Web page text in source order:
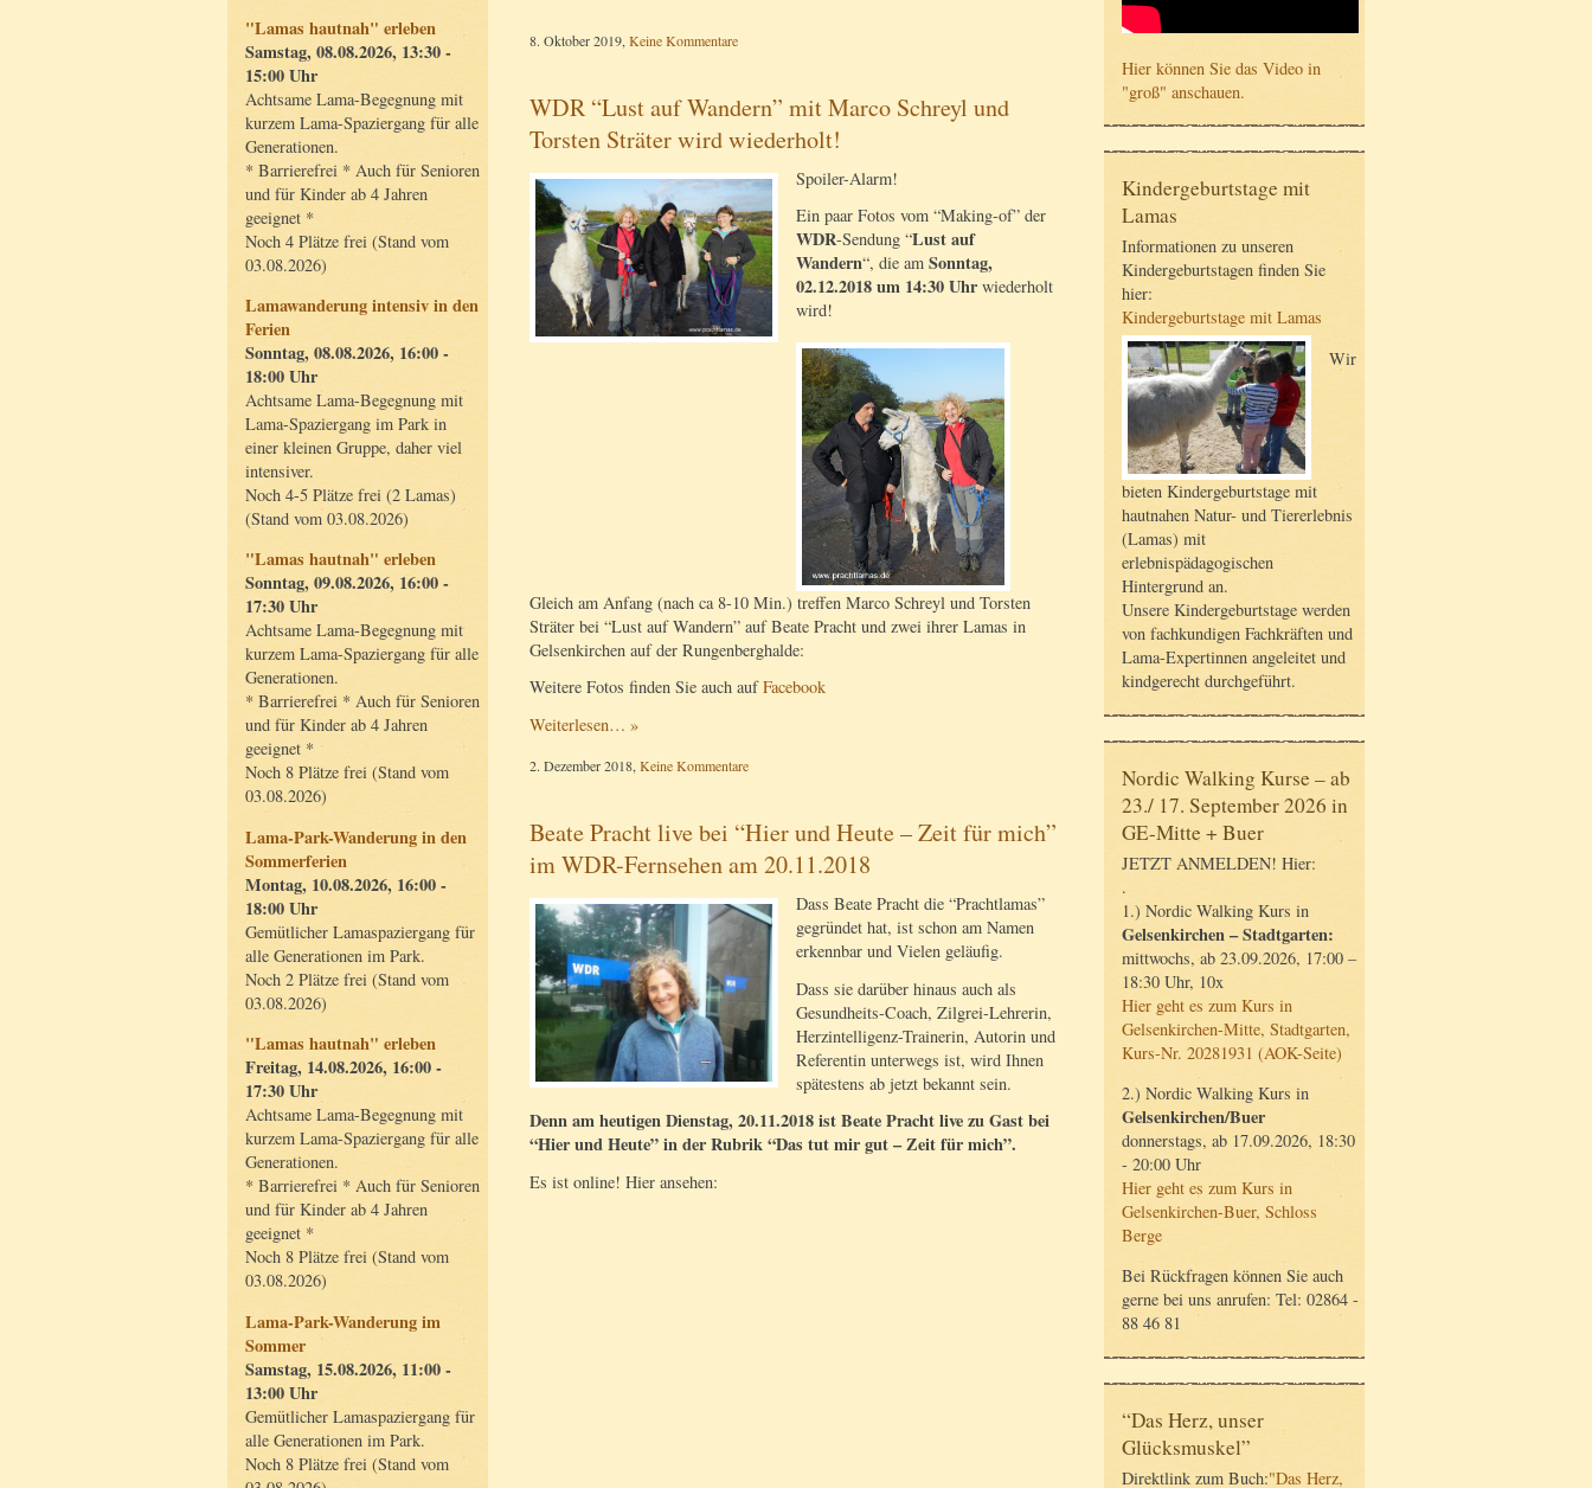
"Lamas hautnah" erleben
Samstag, 08.08.2026, 13:30 -
15:00 Uhr
Achtsame Lama-Begegnung mit
kurzem Lama-Spaziergang für alle
Generationen.
* Barrierefrei * Auch für Senioren
und für Kinder ab 4 Jahren
geeignet *
Noch 4 Plätze frei (Stand vom
03.08.2026)
Lamawanderung intensiv in den
Ferien
Sonntag, 08.08.2026, 16:00 -
18:00 Uhr
Achtsame Lama-Begegnung mit
Lama-Spaziergang im Park in
einer kleinen Gruppe, daher viel
intensiver.
Noch 4-5 Plätze frei (2 Lamas)
(Stand vom 03.08.2026)
"Lamas hautnah" erleben
Sonntag, 09.08.2026, 16:00 -
17:30 Uhr
Achtsame Lama-Begegnung mit
kurzem Lama-Spaziergang für alle
Generationen.
* Barrierefrei * Auch für Senioren
und für Kinder ab 4 Jahren
geeignet *
Noch 8 Plätze frei (Stand vom
03.08.2026)
Lama-Park-Wanderung in den
Sommerferien
Montag, 10.08.2026, 16:00 -
18:00 Uhr
Gemütlicher Lamaspaziergang für
alle Generationen im Park.
Noch 2 Plätze frei (Stand vom
03.08.2026)
"Lamas hautnah" erleben
Freitag, 14.08.2026, 16:00 -
17:30 Uhr
Achtsame Lama-Begegnung mit
kurzem Lama-Spaziergang für alle
Generationen.
* Barrierefrei * Auch für Senioren
und für Kinder ab 4 Jahren
geeignet *
Noch 8 Plätze frei (Stand vom
03.08.2026)
Lama-Park-Wanderung im
Sommer
Samstag, 15.08.2026, 11:00 -
13:00 Uhr
Gemütlicher Lamaspaziergang für
alle Generationen im Park.
Noch 8 Plätze frei (Stand vom
Hier können Sie das Video in
"groß" anschauen.
Kindergeburtstage mit
Lamas
Informationen zu unseren
Kindergeburtstagen finden Sie
hier:
Kindergeburtstage mit Lamas
Wir
bieten Kindergeburtstage mit
hautnahen Natur- und Tiererlebnis
(Lamas) mit
erlebnispädagogischen
Hintergrund an.
Unsere Kindergeburtstage werden
von fachkundigen Fachkräften und
Lama-Expertinnen angeleitet und
kindgerecht durchgeführt.
Nordic Walking Kurse – ab
23./ 17. September 2026 in
GE-Mitte + Buer
JETZT ANMELDEN! Hier:
.
1.) Nordic Walking Kurs in
Gelsenkirchen – Stadtgarten:
mittwochs, ab 23.09.2026, 17:00 –
18:30 Uhr, 10x
Hier geht es zum Kurs in
Gelsenkirchen-Mitte, Stadtgarten,
Kurs-Nr. 20281931 (AOK-Seite)
2.) Nordic Walking Kurs in
Gelsenkirchen/Buer
donnerstags, ab 17.09.2026, 18:30
- 20:00 Uhr
Hier geht es zum Kurs in
Gelsenkirchen-Buer, Schloss
Berge
Bei Rückfragen können Sie auch
gerne bei uns anrufen: Tel: 02864 -
88 46 81
“Das Herz, unser
Glücksmuskel”
Direktlink zum Buch:"Das Herz,
8. Oktober 2019, Keine Kommentare
WDR “Lust auf Wandern” mit Marco Schreyl und
Torsten Sträter wird wiederholt!
Spoiler-Alarm!
Ein paar Fotos vom “Making-of” der
WDR-Sendung “Lust auf
Wandern“, die am Sonntag,
02.12.2018 um 14:30 Uhr wiederholt
wird!
Gleich am Anfang (nach ca 8-10 Min.) treffen Marco Schreyl und Torsten
Sträter bei “Lust auf Wandern” auf Beate Pracht und zwei ihrer Lamas in
Gelsenkirchen auf der Rungenberghalde:
Weitere Fotos finden Sie auch aufFacebook
Weiterlesen… »
2. Dezember 2018,Keine Kommentare
Beate Pracht live bei “Hier und Heute – Zeit für mich”
im WDR-Fernsehen am 20.11.2018
Dass Beate Pracht die “Prachtlamas”
gegründet hat, ist schon am Namen
erkennbar und Vielen geläufig.
Dass sie darüber hinaus auch als
Gesundheits-Coach, Zilgrei-Lehrerin,
Herzintelligenz-Trainerin, Autorin und
Referentin unterwegs ist, wird Ihnen
spätestens ab jetzt bekannt sein.
Denn am heutigen Dienstag, 20.11.2018 ist Beate Pracht live zu Gast bei
“Hier und Heute” in der Rubrik “Das tut mir gut – Zeit für mich”.
Es ist online! Hier ansehen: